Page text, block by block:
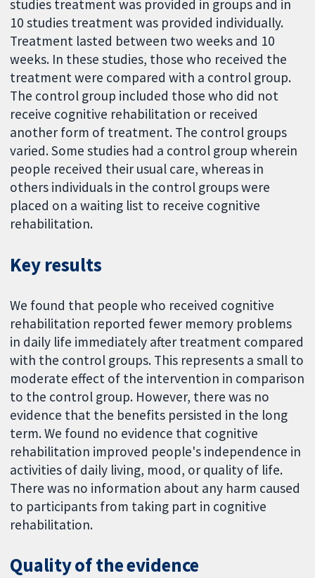
studies treatment was provided in groups and in
10 studies treatment was provided individually.
Treatment lasted between two weeks and 10
weeks. In these studies, those who received the
treatment were compared with a control group.
The control group included those who did not
receive cognitive rehabilitation or received
another form of treatment. The control groups
varied. Some studies had a control group wherein
people received their usual care, whereas in
others individuals in the control groups were
placed on a waiting list to receive cognitive
rehabilitation.
Key results
We found that people who received cognitive
rehabilitation reported fewer memory problems
in daily life immediately after treatment compared
with the control groups. This represents a small to
moderate effect of the intervention in comparison
to the control group. However, there was no
evidence that the benefits persisted in the long
term. We found no evidence that cognitive
rehabilitation improved people's independence in
activities of daily living, mood, or quality of life.
There was no information about any harm caused
to participants from taking part in cognitive
rehabilitation.
Quality of the evidence